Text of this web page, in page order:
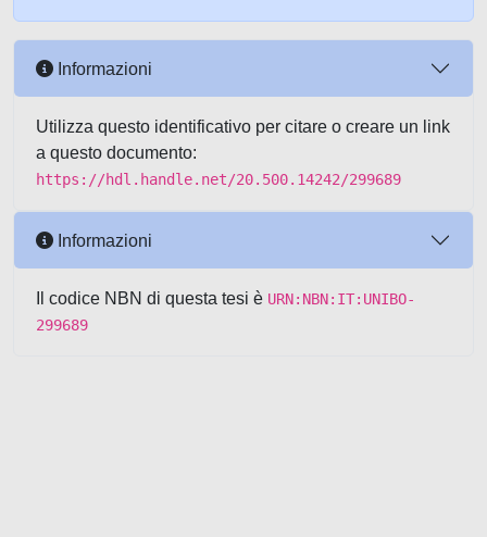
Informazioni
Utilizza questo identificativo per citare o creare un link
a questo documento:
https://hdl.handle.net/20.500.14242/299689
Informazioni
Il codice NBN di questa tesi è URN:NBN:IT:UNIBO-
299689